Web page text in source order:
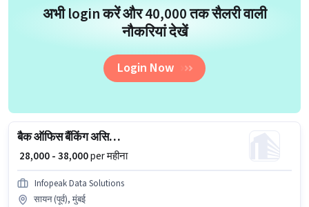
अभी login करें और ₹40,000 तक सैलरी वाली
नौकरियां देखें
Login Now
बैक ऑफिस बैंकिंग असिस्टेंट
₹ 28,000 - 38,000per महीना
Infopeak Data Solutions
सायन (पूर्व), मुंबई